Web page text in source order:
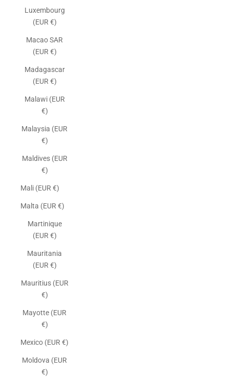
Luxembourg
(EUR €)
Macao SAR
(EUR €)
Madagascar
(EUR €)
Malawi (EUR
€)
Malaysia (EUR
€)
Maldives (EUR
€)
Mali (EUR €)
Malta (EUR €)
Martinique
(EUR €)
Mauritania
(EUR €)
Mauritius (EUR
€)
Mayotte (EUR
€)
Mexico (EUR €)
Moldova (EUR
€)